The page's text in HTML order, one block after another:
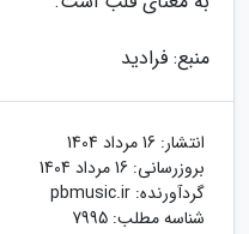
منبع: فرادید
انتشار: 16 مرداد 1404
بروزرسانی: 16 مرداد 1404
گردآورنده: pbmusic.ir
شناسه مطلب: 7995